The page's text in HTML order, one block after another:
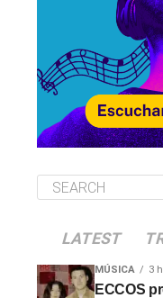
LATEST
MÚSICA 3
ECCOS